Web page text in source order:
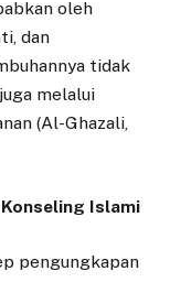
oleh
dan
tidak
melalui
(Al-Ghazali,
Islami
pengungkapan